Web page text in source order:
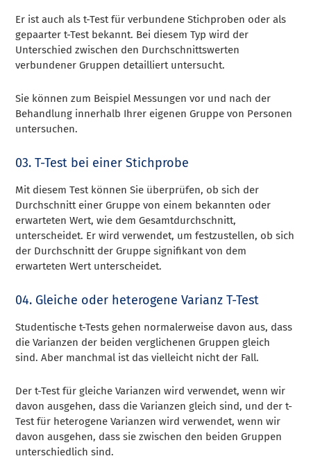
Er ist auch als t-Test für verbundene Stichproben oder als
gepaarter t-Test bekannt. Bei diesem Typ wird der
Unterschied zwischen den Durchschnittswerten
verbundener Gruppen detailliert untersucht.
Sie können zum Beispiel Messungen vor und nach der
Behandlung innerhalb Ihrer eigenen Gruppe von Personen
untersuchen.
03. T-Test bei einer Stichprobe
Mit diesem Test können Sie überprüfen, ob sich der
Durchschnitt einer Gruppe von einem bekannten oder
erwarteten Wert, wie dem Gesamtdurchschnitt,
unterscheidet. Er wird verwendet, um festzustellen, ob sich
der Durchschnitt der Gruppe signifikant von dem
erwarteten Wert unterscheidet.
04. Gleiche oder heterogene Varianz T-Test
Studentische t-Tests gehen normalerweise davon aus, dass
die Varianzen der beiden verglichenen Gruppen gleich
sind. Aber manchmal ist das vielleicht nicht der Fall.
Der t-Test für gleiche Varianzen wird verwendet, wenn wir
davon ausgehen, dass die Varianzen gleich sind, und der t-
Test für heterogene Varianzen wird verwendet, wenn wir
davon ausgehen, dass sie zwischen den beiden Gruppen
unterschiedlich sind.